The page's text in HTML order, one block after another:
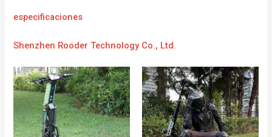
especificaciones
Shenzhen Rooder Technology Co., Ltd.